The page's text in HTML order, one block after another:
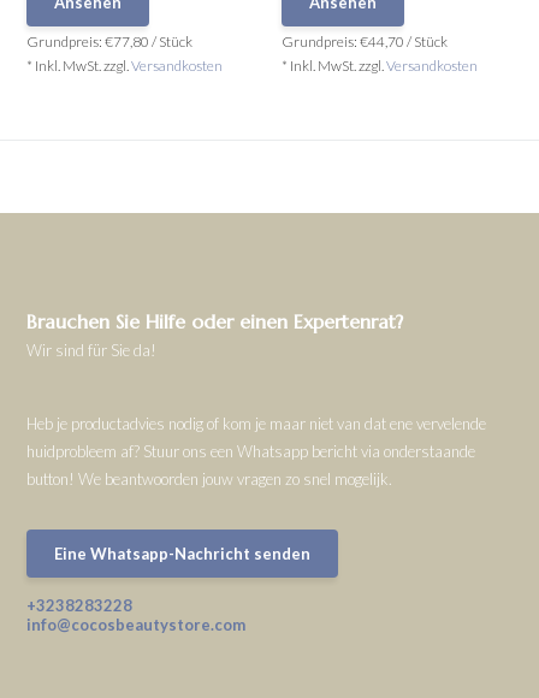
Grundpreis:€77,80 / Stück
* Inkl. MwSt. zzgl.Versandkosten
Grundpreis: €44,70 / Stück
* Inkl. MwSt. zzgl.Versandkosten
Brauchen Sie Hilfe oder einen Expertenrat?
Wir sind für Sie da!
Heb je productadvies nodig of kom je maar niet van dat ene vervelende
huidprobleem af? Stuur ons een Whatsapp bericht via onderstaande
button! We beantwoorden jouw vragen zo snel mogelijk.
Eine Whatsapp-Nachricht senden
+3238283228
info@cocosbeautystore.com